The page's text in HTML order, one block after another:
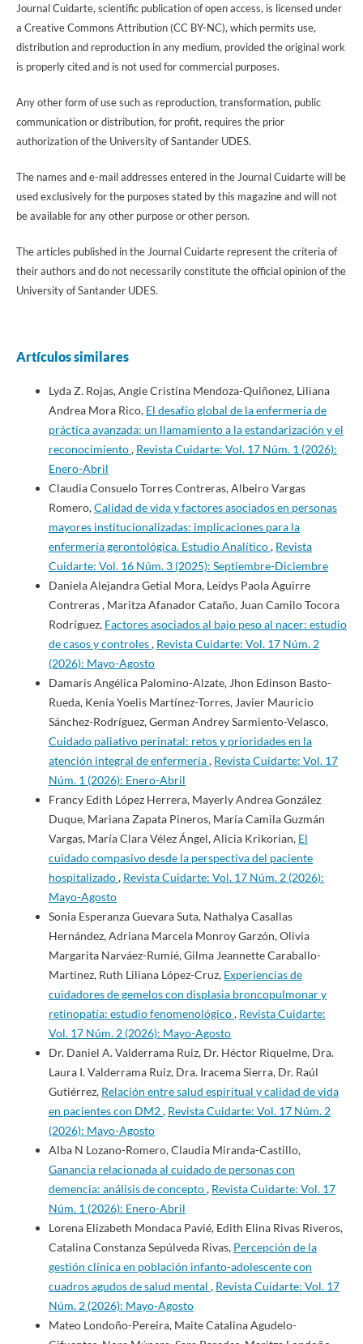
Journal Cuidarte, scientific publication of open access, is licensed under
a Creative Commons Attribution (CC BY-NC), which permits use,
distribution and reproduction in any medium, provided the original work
is properly cited and is not used for commercial purposes.
Any other form of use such as reproduction, transformation, public
communication or distribution, for profit, requires the prior
authorization of the University of Santander UDES.
The names and e-mail addresses entered in the Journal Cuidarte will be
used exclusively for the purposes stated by this magazine and will not
be available for any other purpose or other person.
The articles published in the Journal Cuidarte represent the criteria of
their authors and do not necessarily constitute the official opinion of the
University of Santander UDES.
Artículos similares
Lyda Z. Rojas, Angie Cristina Mendoza-Quiñonez, Liliana
Andrea Mora Rico, El desafío global de la enfermería de
práctica avanzada: un llamamiento a la estandarización y el
reconocimiento, Revista Cuidarte: Vol. 17 Núm. 1 (2026):
Enero-Abril
Claudia Consuelo Torres Contreras, Albeiro Vargas
Romero,Calidad de vida y factores asociados en personas
mayores institucionalizadas: implicaciones para la
enfermería gerontológica. Estudio Analítico, Revista
Cuidarte: Vol. 16 Núm. 3 (2025): Septiembre-Diciembre
Daniela Alejandra Getial Mora, Leidys Paola Aguirre
Contreras , Maritza Afanador Cataño, Juan Camilo Tocora
Rodríguez, Factores asociados al bajo peso al nacer: estudio
de casos y controles, Revista Cuidarte: Vol. 17 Núm. 2
(2026): Mayo-Agosto
Damaris Angélica Palomino-Alzate, Jhon Edinson Basto-
Rueda, Kenia Yoelis Martínez-Torres, Javier Mauricio
Sánchez-Rodríguez, German Andrey Sarmiento-Velasco,
Cuidado paliativo perinatal: retos y prioridades en la
atención integral de enfermería, Revista Cuidarte: Vol. 17
Núm. 1 (2026): Enero-Abril
Francy Edith López Herrera, Mayerly Andrea González
Duque, Mariana Zapata Pineros, María Camila Guzmán
Vargas, María Clara Vélez Ángel, Alicia Krikorian, El
cuidado compasivo desde la perspectiva del paciente
hospitalizado, Revista Cuidarte: Vol. 17 Núm. 2 (2026):
Mayo-Agosto
Sonia Esperanza Guevara Suta, Nathalya Casallas
Hernández, Adriana Marcela Monroy Garzón, Olivia
Margarita Narváez-Rumié, Gilma Jeannette Caraballo-
Martinez, Ruth Liliana López-Cruz, Experiencias de
cuidadores de gemelos con displasia broncopulmonar y
retinopatía: estudio fenomenológico, Revista Cuidarte:
Vol. 17 Núm. 2 (2026): Mayo-Agosto
Dr. Daniel A. Valderrama Ruiz, Dr. Héctor Riquelme, Dra.
Laura I. Valderrama Ruiz, Dra. Iracema Sierra, Dr. Raúl
Gutiérrez, Relación entre salud espiritual y calidad de vida
en pacientes con DM2, Revista Cuidarte: Vol. 17 Núm. 2
(2026): Mayo-Agosto
Alba N Lozano-Romero, Claudia Miranda-Castillo,
Ganancia relacionada al cuidado de personas con
demencia: análisis de concepto, Revista Cuidarte: Vol. 17
Núm. 1 (2026): Enero-Abril
Lorena Elizabeth Mondaca Pavié, Edith Elina Rivas Riveros,
Catalina Constanza Sepúlveda Rivas, Percepción de la
gestión clínica en población infanto-adolescente con
cuadros agudos de salud mental , Revista Cuidarte: Vol. 17
Núm. 2 (2026): Mayo-Agosto
Mateo Londoño-Pereira, Maite Catalina Agudelo-